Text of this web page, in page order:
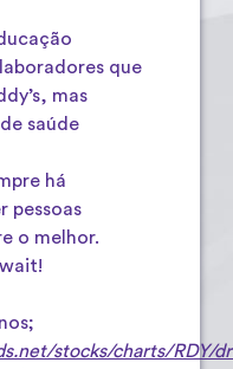
que
mas
saúde
há
pessoas
o melhor.
stocks/charts/RDY/